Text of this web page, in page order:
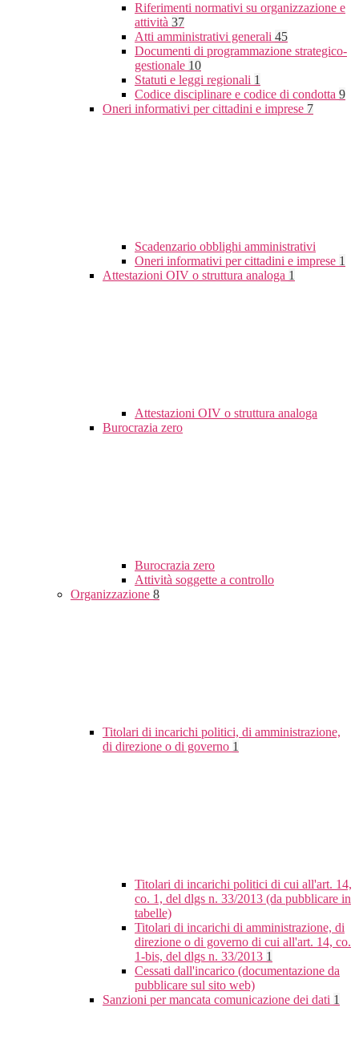
Riferimenti normativi su organizzazione e
attività 37
Atti amministrativi generali 45
Documenti di programmazione strategico-
gestionale 10
Statuti e leggi regionali 1
Codice disciplinare e codice di condotta 9
Oneri informativi per cittadini e imprese 7
Scadenzario obblighi amministrativi
Oneri informativi per cittadini e imprese 1
Attestazioni OIV o struttura analoga 1
Attestazioni OIV o struttura analoga
Burocrazia zero
Burocrazia zero
Attività soggette a controllo
Organizzazione 8
Titolari di incarichi politici, di amministrazione,
di direzione o di governo 1
Titolari di incarichi politici di cui all'art. 14,
co. 1, del dlgs n. 33/2013 (da pubblicare in
tabelle)
Titolari di incarichi di amministrazione, di
direzione o di governo di cui all'art. 14, co.
1-bis, del dlgs n. 33/2013 1
Cessati dall'incarico (documentazione da
pubblicare sul sito web)
Sanzioni per mancata comunicazione dei dati 1